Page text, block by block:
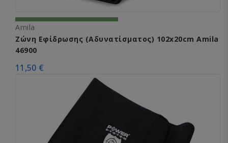
Amila
Ζώνη Εφίδρωσης (Αδυνατίσματος) 102x20cm Amila
46900
11,50 €